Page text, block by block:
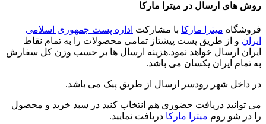
روش های ارسال در میترا مارکا
فروشگاه میترا مارکا با مشارکت اداره پست جمهوری اسلامی
ایران و از طریق پست پیشتاز تمامی محصولات را به تمام نقاط
ایران ارسال خواهد نمود.هزینه ارسال ها بر حسب وزن کل سفارش
به تمام ایران یکسان می باشد.
در داخل شهر رودسر ارسال از طریق پیک می باشد.
می توانید دریافت حضوری هم انتخاب کنید در سبد خرید و محصول
را در شو روم میترا مارکا دریافت نمایید.